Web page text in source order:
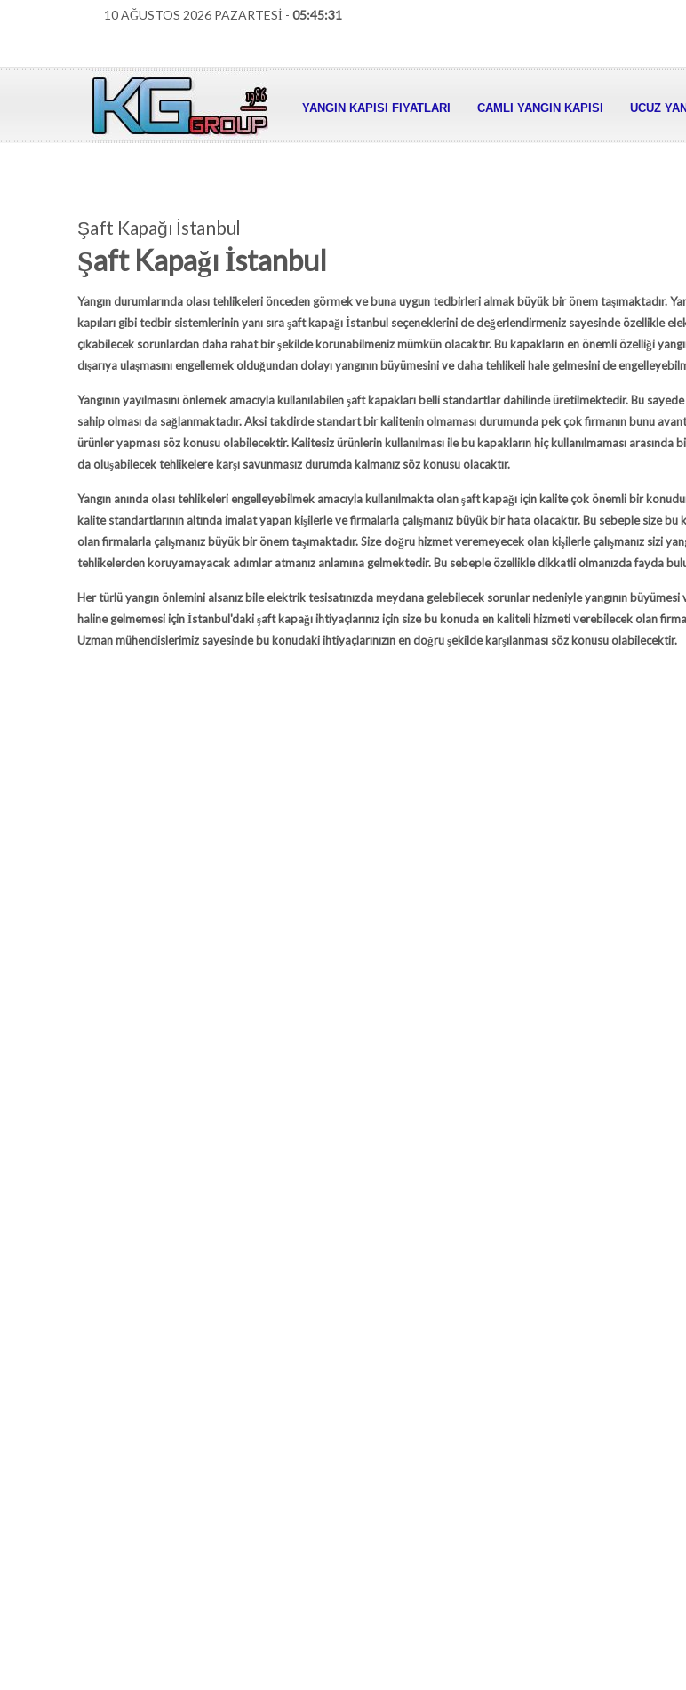
10 AĞUSTOS 2026 PAZARTESİ - 05:45:32
YANGIN KAPISI FIYATLARI CAMLI YANGIN KAPISI UCUZ
Şaft Kapağı İstanbul
Şaft Kapağı İstanbul
Yangın durumlarında olası tehlikeleri önceden görmek ve buna uygun tedbirleri almak büyük bir önem taşımaktadır.
kapıları gibi tedbir sistemlerinin yanı sıraşaft kapağı İstanbul seçeneklerini de değerlendirmeniz sayesinde özellikle
çıkabilecek sorunlardan daha rahat bir şekilde korunabilmeniz mümkün olacaktır. Bu kapakların en önemli özelliği
dışarıya ulaşmasını engellemek olduğundan dolayı yangının büyümesini ve daha tehlikeli hale gelmesini de
Yangının yayılmasını önlemek amacıyla kullanılabilenşaft kapakları belli standartlar dahilinde üretilmektedir. Bu
sahip olması da sağlanmaktadır. Aksi takdirde standart bir kalitenin olmaması durumunda pek çok firmanın bunu
ürünler yapması söz konusu olabilecektir. Kalitesiz ürünlerin kullanılması ile bu kapakların hiç kullanılmaması
da oluşabilecek tehlikelere karşı savunmasız durumda kalmanız söz konusu olacaktır.
Yangın anında olası tehlikeleri engelleyebilmek amacıyla kullanılmakta olanşaft kapağıiçin kalite çok önemli bir
kalite standartlarının altında imalat yapan kişilerle ve firmalarla çalışmanız büyük bir hata olacaktır. Bu sebeple size
olan firmalarla çalışmanız büyük bir önem taşımaktadır. Size doğru hizmet veremeyecek olan kişilerle çalışmanız sizi
tehlikelerden koruyamayacak adımlar atmanız anlamına gelmektedir. Bu sebeple özellikle dikkatli olmanızda fayda
Her türlü yangın önlemini alsanız bile elektrik tesisatınızda meydana gelebilecek sorunlar nedeniyle yangının
haline gelmemesi için İstanbul'dakişaft kapağıihtiyaçlarınız için size bu konuda en kaliteli hizmeti verebilecek olan
Uzman mühendislerimiz sayesinde bu konudaki ihtiyaçlarınızın en doğru şekilde karşılanması söz konusu olabilecektir.